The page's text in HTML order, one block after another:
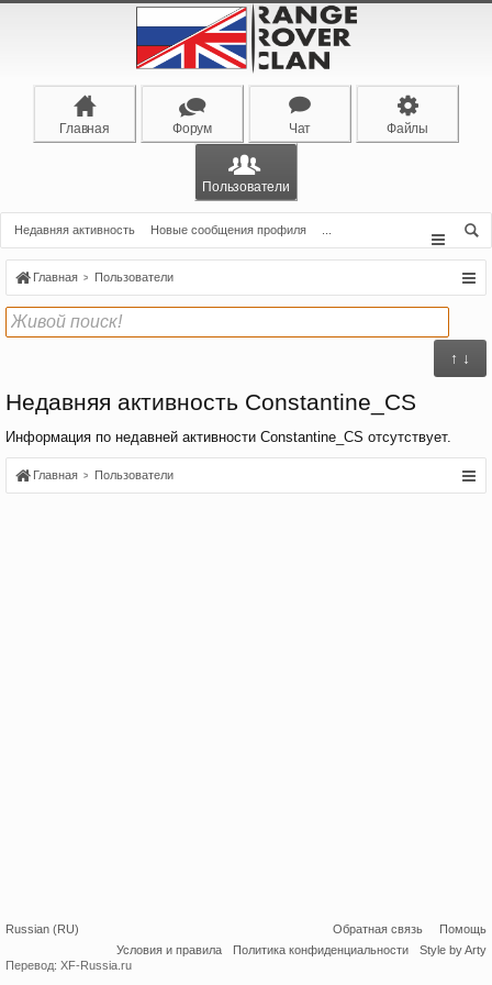
Главная Форум Чат Файлы
Пользователи
Недавняя активность Новые сообщения профиля
Главная Пользователи
↑ ↓
Недавняя активность Constantine_CS
Информация по недавней активности Constantine_CS отсутствует.
Главная Пользователи
Russian (RU) Обратная связь
Помощь
Условия и правила
Политика конфиденциальности
Style by Arty
Перевод: XF-Russia.ru